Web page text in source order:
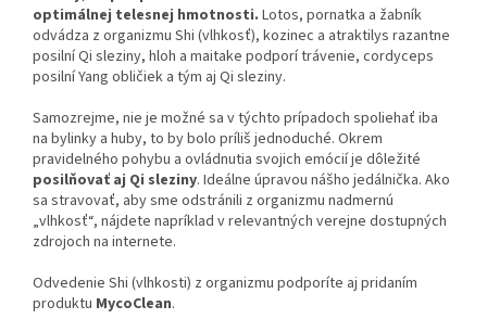
optimálnej telesnej hmotnosti. Lotos, pornatka a žabník
odvádza z organizmu Shi (vlhkosť), kozinec a atraktilys razantne
posilní Qi sleziny, hloh a maitake podporí trávenie, cordyceps
posilní Yang obličiek a tým aj Qi sleziny.
Samozrejme, nie je možné sa v týchto prípadoch spoliehať iba
na bylinky a huby, to by bolo príliš jednoduché. Okrem
pravidelného pohybu a ovládnutia svojich emócií je dôležité
posilňovať aj Qi sleziny. Ideálne úpravou nášho jedálnička. Ako
sa stravovať, aby sme odstránili z organizmu nadmernú
„vlhkosť“, nájdete napríklad v relevantných verejne dostupných
zdrojoch na internete.
Odvedenie Shi (vlhkosti) z organizmu podporíte aj pridaním
produktu MycoClean.